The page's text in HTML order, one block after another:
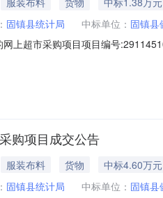
固镇县统计局 中标单位： 固镇县
上超市采购项目项目编号
直接采购成交日期:2026年6月17
购项目成交公告
服装布料 货物
中标4.60万元
固镇县统计局 中标单位： 固镇县